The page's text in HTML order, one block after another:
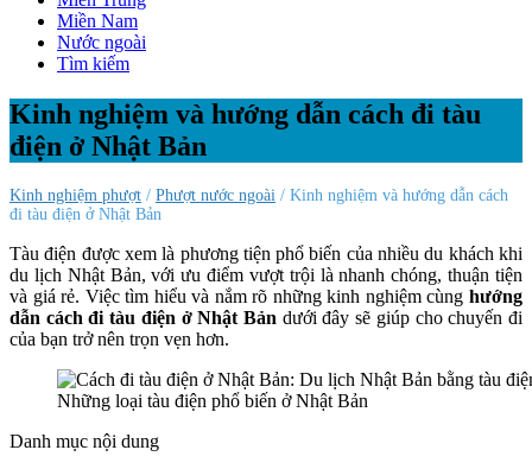
và
ngoài
nước
an
toàn,
vui
trải
nghiệm,
tiết
kiệm
Miền Nam
Nước ngoài
Tìm kiếm
Kinh nghiệm và hướng dẫn cách đi tàu
điện ở Nhật Bản
Kinh nghiệm phượt / Phượt nước ngoài / Kinh nghiệm và hướng dẫn cách
đi tàu điện ở Nhật Bản
Tàu điện được xem là phương tiện phổ biến của nhiều du khách khi
du lịch Nhật Bản, với ưu điểm vượt trội là nhanh chóng, thuận tiện
và giá rẻ. Việc tìm hiểu và nắm rõ những kinh nghiệm cùng hướng
dẫn cách đi tàu điện ở Nhật Bản dưới đây sẽ giúp cho chuyến đi
của bạn trở nên trọn vẹn hơn.
Những loại tàu điện phổ biến ở Nhật Bản
Danh mục nội dung